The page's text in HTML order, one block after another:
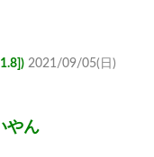
2021/09/05(日)
やん